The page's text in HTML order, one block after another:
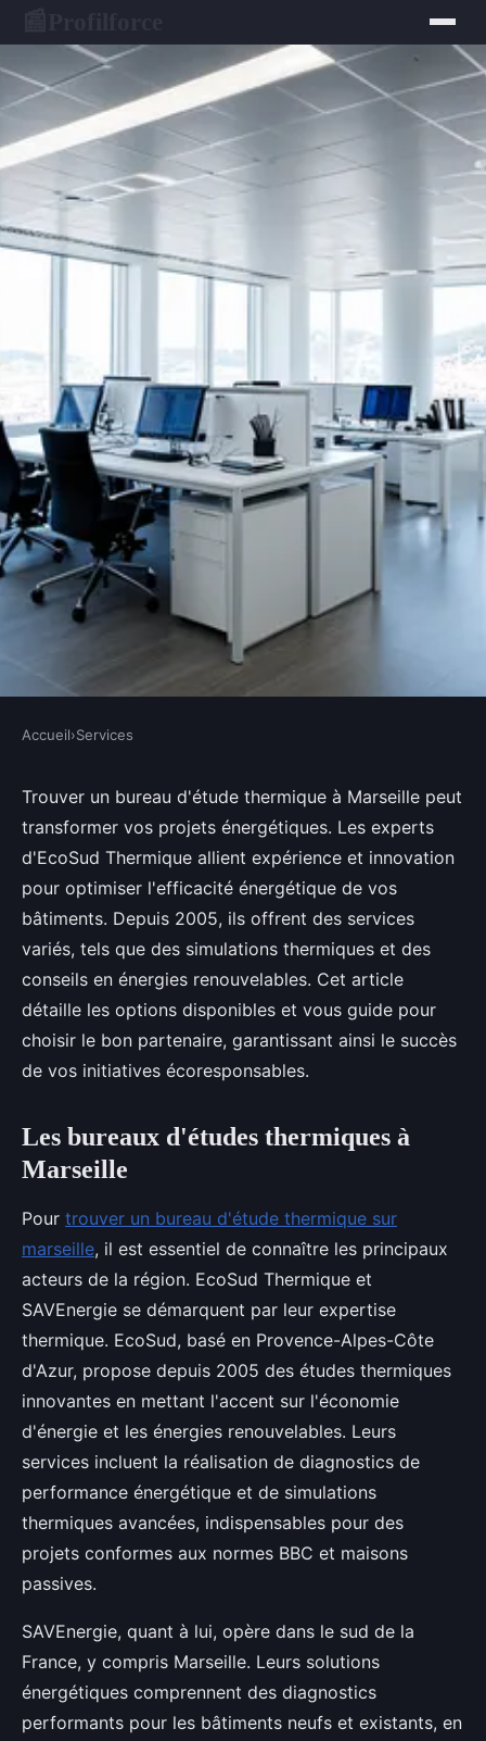
Bureau étude thermique
marseille : expertise pour vos
projets énergétiques
Louane•30 avril 2025•4 min de lecture
Accueil›Services
Trouver un bureau d'étude thermique à Marseille peut
transformer vos projets énergétiques. Les experts
d'EcoSud Thermique allient expérience et innovation
pour optimiser l'efficacité énergétique de vos
bâtiments. Depuis 2005, ils offrent des services
variés, tels que des simulations thermiques et des
conseils en énergies renouvelables. Cet article
détaille les options disponibles et vous guide pour
choisir le bon partenaire, garantissant ainsi le succès
de vos initiatives écoresponsables.
Les bureaux d'études thermiques à
Marseille
Pour trouver un bureau d'étude thermique sur
marseille, il est essentiel de connaître les principaux
acteurs de la région. EcoSud Thermique et
SAVEnergie se démarquent par leur expertise
thermique. EcoSud, basé en Provence-Alpes-Côte
d'Azur, propose depuis 2005 des études thermiques
innovantes en mettant l'accent sur l'économie
d'énergie et les énergies renouvelables. Leurs
services incluent la réalisation de diagnostics de
performance énergétique et de simulations
thermiques avancées, indispensables pour des
projets conformes aux normes BBC et maisons
passives.
SAVEnergie, quant à lui, opère dans le sud de la
France, y compris Marseille. Leurs solutions
énergétiques comprennent des diagnostics
performants pour les bâtiments neufs et existants, en